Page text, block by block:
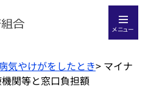
メニュー
気やけがをしたとき> マイナ
関等と窓口負担額